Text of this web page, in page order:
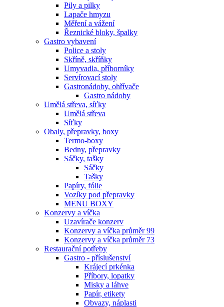
Pily a pilky
Lapače hmyzu
Měření a vážení
Řeznické bloky, špalky
Gastro vybavení
Police a stoly
Skříně, skříňky
Umyvadla, příborníky
Servírovací stoly
Gastronádoby, ohřívače
Gastro nádoby
Umělá střeva, síťky
Umělá střeva
Síťky
Obaly, přepravky, boxy
Termo-boxy
Bedny, přepravky
Sáčky, tašky
Sáčky
Tašky
Papíry, fólie
Vozíky pod přepravky
MENU BOXY
Konzervy a víčka
Uzavírače konzerv
Konzervy a víčka průměr 99
Konzervy a víčka průměr 73
Restaurační potřeby
Gastro - příslušenství
Krájecí prkénka
Příbory, lopatky
Misky a láhve
Papír, etikety
Obvazy, náplasti